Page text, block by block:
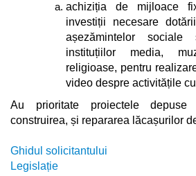
achiziția de mijloace
investiții necesare
așezămintelor
instituțiilor media,
religioase, pentru
video despre activitățile
Au prioritate proiectele depuse
construirea, și repararea lăcașurilor
Ghidul solicitantului
Legislație